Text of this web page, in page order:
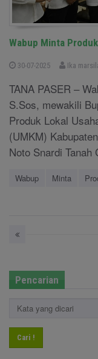
Wabup Minta
30-07-2025 Ika
TANA PASER –
S.Sos, mewakili
Produk Lokal
(UMKM)
Noto Snardi Tanah
Wabup Minta
Pencarian
Cari !